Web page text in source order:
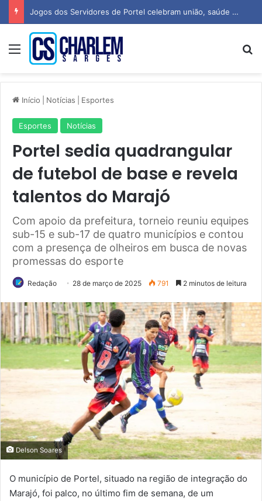
Jogos dos Servidores de Portel celebram união, saúde e espírito esportivo
Menu
Início Notícias Esportes
Esportes Notícias
Portel sedia quadrangular
de futebol de base e revela
talentos do Marajó
Com apoio da prefeitura, torneio reuniu equipes
sub-15 e sub-17 de quatro municípios e contou
com a presença de olheiros em busca de novas
promessas do esporte
Redação 28 de março de 2025 791 2 minutos de leitura
Delson Soares
O município de Portel, situado na região de integração do
Marajó, foi palco, no último fim de semana, de um